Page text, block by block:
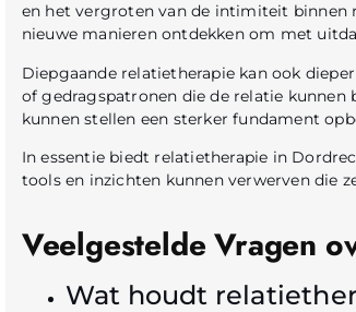
en het vergroten van de intimiteit binnen
nieuwe manieren ontdekken om met
Diepgaande relatietherapie kan ook
of gedragspatronen die de relatie kunnen
kunnen stellen een sterker fundament
In essentie biedt relatietherapie in
tools en inzichten kunnen verwerven die
Veelgestelde Vragen
Wat houdt